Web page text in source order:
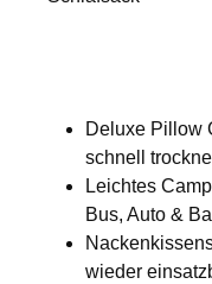
Deluxe Pillow
schnell
Leichtes
Bus, Auto &
wieder